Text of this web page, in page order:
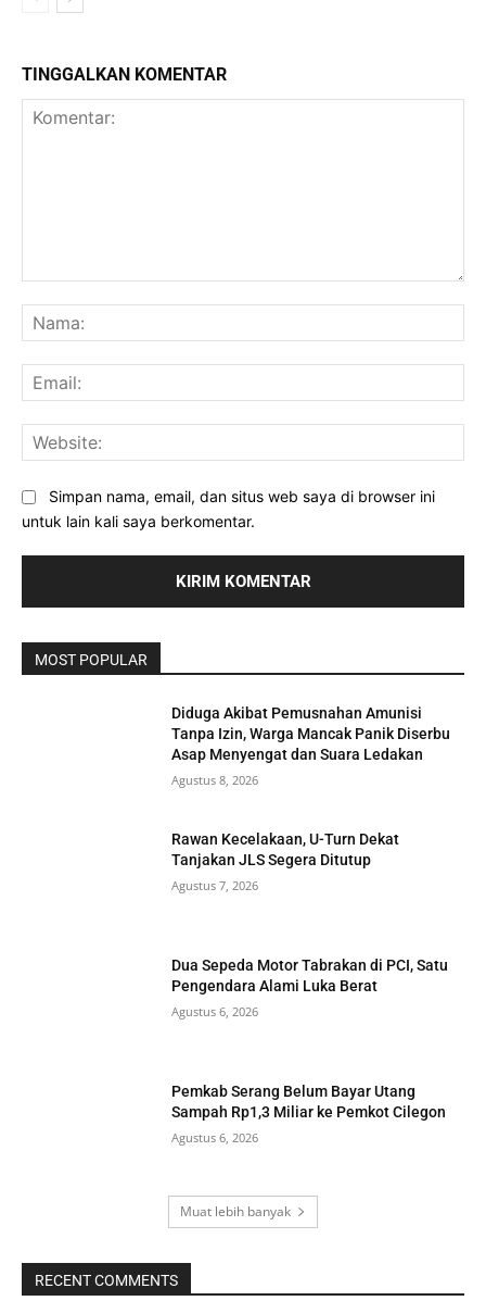
TINGGALKAN KOMENTAR
Simpan nama, email, dan situs web saya di browser ini
untuk lain kali saya berkomentar.
MOST POPULAR
Diduga Akibat Pemusnahan Amunisi
Tanpa Izin, Warga Mancak Panik Diserbu
Asap Menyengat dan Suara Ledakan
Agustus 8, 2026
Rawan Kecelakaan, U-Turn Dekat
Tanjakan JLS Segera Ditutup
Agustus 7, 2026
Dua Sepeda Motor Tabrakan di PCI, Satu
Pengendara Alami Luka Berat
Agustus 6, 2026
Pemkab Serang Belum Bayar Utang
Sampah Rp1,3 Miliar ke Pemkot Cilegon
Agustus 6, 2026
Muat lebih banyak
RECENT COMMENTS